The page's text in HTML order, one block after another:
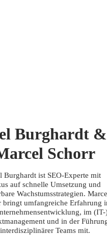
Burghardt &
Schorr
Burghardt ist SEO-Experte mit
auf schnelle Umsetzung und
Wachstumsstrategien.
bringt umfangreiche Erfahrung
im (IT-
und in der
interdisziplinärer Teams mit.